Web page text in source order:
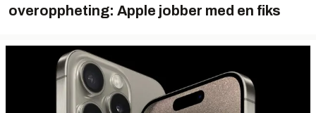
overoppheting: Apple jobber med en fiks